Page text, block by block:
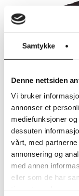
Samtykke
Denne nettsiden
Vi bruker
annonser et
mediefunksjoner
dessuten
vårt, med
annonsering og
med annen
eller som de har
RIESE & MÜLLER
RM
42 LITER
KR3.250